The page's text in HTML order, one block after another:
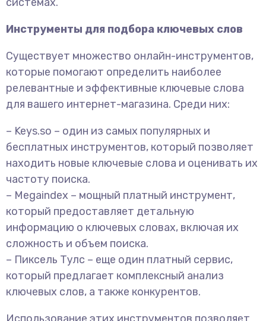
Инструменты для подбора ключевых слов
Существует множество онлайн-инструментов,
которые помогают определить наиболее
релевантные и эффективные ключевые слова
для вашего интернет-магазина. Среди них:
– Keys.so – один из самых популярных и
бесплатных инструментов, который позволяет
находить новые ключевые слова и оценивать их
частоту поиска.
– Megaindex – мощный платный инструмент,
который предоставляет детальную
информацию о ключевых словах, включая их
сложность и объем поиска.
– Пиксель Тулс – еще один платный сервис,
который предлагает комплексный анализ
ключевых слов, а также конкурентов.